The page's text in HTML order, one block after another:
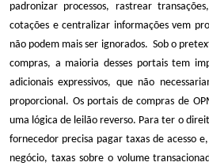
padronizar processos, rastrear
cotações e centralizar informações vem
não podem mais ser ignorados. Sob o
compras, a maioria desses portais tem
adicionais expressivos, que não
proporcional. Os portais de compras de
uma lógica de leilão reverso. Para ter o
fornecedor precisa pagar taxas de acesso
negócio, taxas sobre o volume